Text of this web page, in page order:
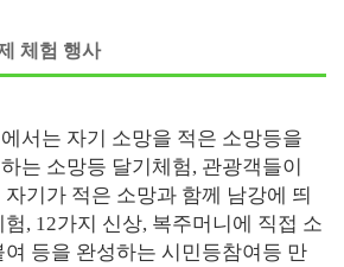
체험 행사
서는 자기 소망을 적은 소망등을
는 소망등 달기체험, 관광객들이
기가 적은 소망과 함께 남강에 띄
, 12가지 신상, 복주머니에 직접 소
등을 완성하는 시민등참여등 만